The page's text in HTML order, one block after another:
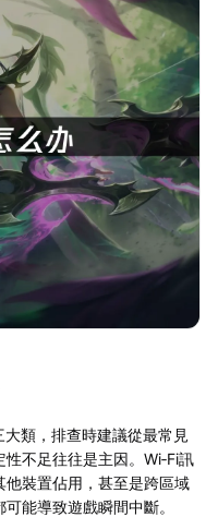
類，排查時建議從最常見
不足往往是主因。Wi‑Fi訊
裝置佔用，甚至是跨區域
能導致遊戲瞬間中斷。